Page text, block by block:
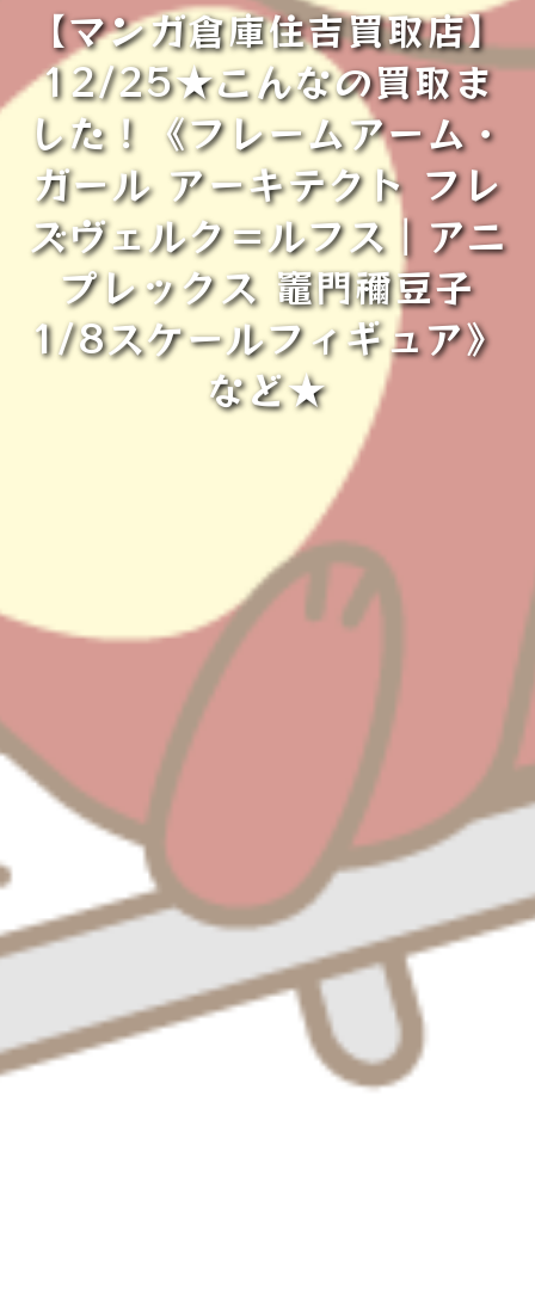
【マンガ倉庫住吉買取店】
12/25★こんなの買取ま
した！《フレームアーム・
ガール アーキテクト フレ
ズヴェルク＝ルフス｜アニ
プレックス 竈門禰豆子
1/8スケールフィギュア》
など★